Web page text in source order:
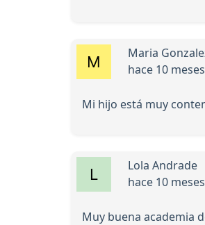
Maria
hace 10
Mi hijo está muy
Lola Andrade
hace 10
Muy buena academia